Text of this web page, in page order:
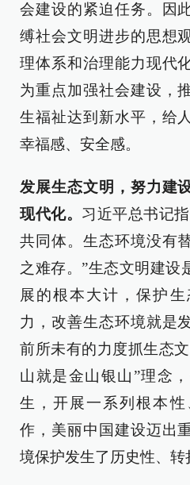
会建设的紧迫任务。因
缚社会文明进步的思想
理体系和治理能力现代
为重点加强社会建设，
生福祉达到新水平，给
幸福感、安全感。
发展生态文明，努力建
现代化。 习近平总书记
共同体。生态环境没有
之难存。”生态文明建设
展的根本大计，保护
力，改善生态环境就是
前所未有的力度抓生态
山就是金山银山”理念
生，开展一系列根本
作，美丽中国建设迈出
境保护发生了历史性、转